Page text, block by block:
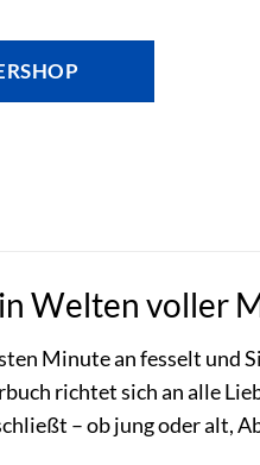
Welten voller
Minute an fesselt und
richtet sich an alle
– ob jung oder alt,